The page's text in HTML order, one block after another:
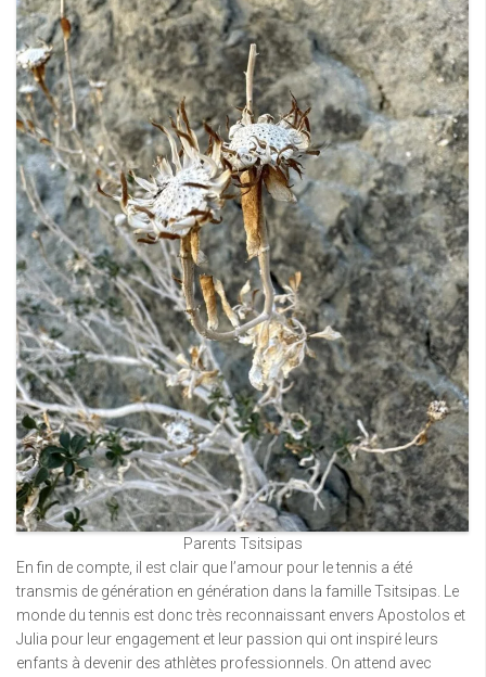
Parents Tsitsipas
En fin de compte, il est clair que l’amour pour le tennis a été
transmis de génération en génération dans la famille Tsitsipas. Le
monde du tennis est donc très reconnaissant envers Apostolos et
Julia pour leur engagement et leur passion qui ont inspiré leurs
enfants à devenir des athlètes professionnels. On attend avec